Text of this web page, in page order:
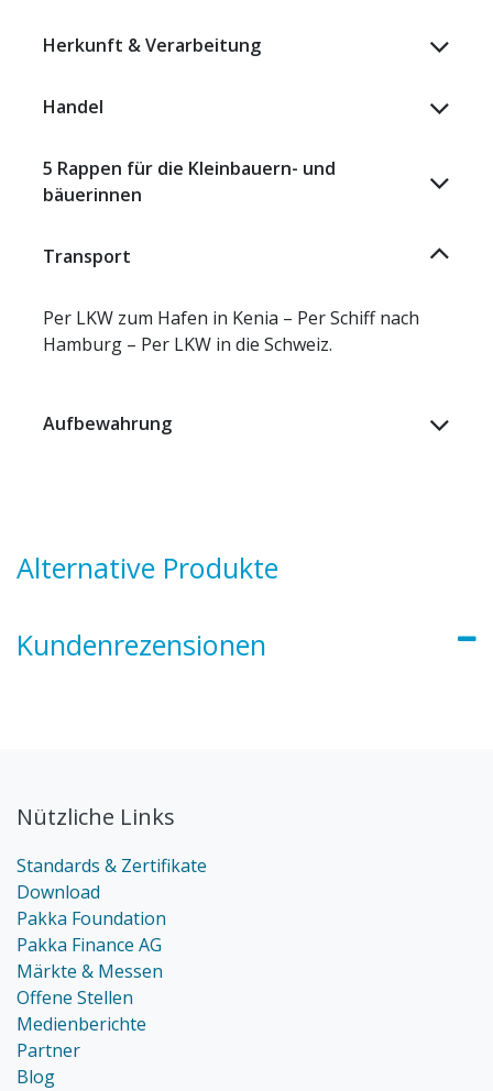
Herkunft & Verarbeitung
Handel
5 Rappen für die Kleinbauern- und
bäuerinnen
Transport
Per LKW zum Hafen in Kenia – Per Schiff nach
Hamburg – Per LKW in die Schweiz.
Aufbewahrung
Alternative Produkte
Kundenrezensionen
Nützliche Links
Standards & Zertifikate
Download
Pakka Foundation
Pakka Finance AG
Märkte & Messen
Offene Stellen
Medienberichte
Partner
Blog